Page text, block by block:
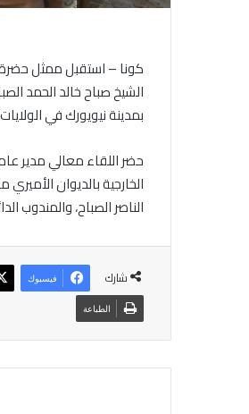
كونا – استقبل ممثل حضرة
الشيخ صباح خالد الحمد
بمدينة نيويورك في
حضر اللقاء معالي مدير
الخارجية بالديوان
الناصر الصباح، والمندوب
شارك فيسبوك
الطباعة